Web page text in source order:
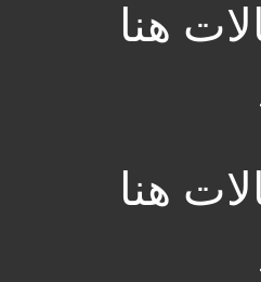
هنا
هنا